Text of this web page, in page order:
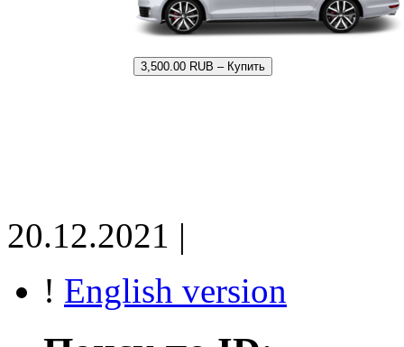
3,500.00 RUB – Купить
20.12.2021 |
! English version